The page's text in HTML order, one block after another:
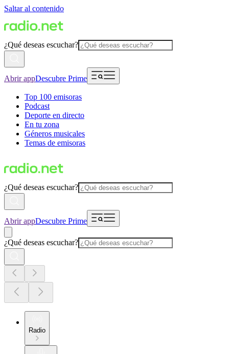
Saltar al contenido
¿Qué deseas escuchar?
Abrir appDescubre Prime
Top 100 emisoras
Podcast
Deporte en directo
En tu zona
Géneros musicales
Temas de emisoras
¿Qué deseas escuchar?
Abrir appDescubre Prime
¿Qué deseas escuchar?
Radio